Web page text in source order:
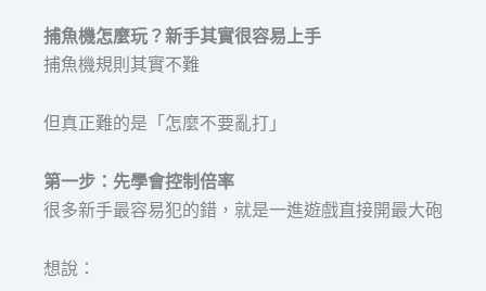
捕魚機怎麼玩？新手其實很容易上手
捕魚機規則其實不難
但真正難的是「怎麼不要亂打」
第一步：先學會控制倍率
很多新手最容易犯的錯，就是一進遊戲直接開最大砲
想說：